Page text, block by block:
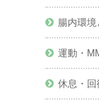
腸内環
運動・
休息・